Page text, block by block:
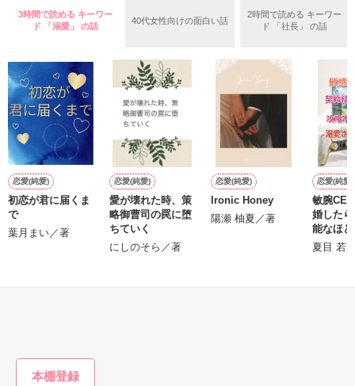
この作品は吉井さん直伝の、気持ちをもっと上手に伝える、こ
「ありがとう」「すきです」「ごめんなさい」「だいじょう
ぶ」「よくできました」など、大切な誰かに感謝や好意、励ま
しのメッセージを伝える小さなテクニックについて解説すると
ともに、その言葉を用いることで自分自身を見つめるきっかけ
も促してくれる、「気持ちの伝え方」「自分らしさの磨き方」
作品を読む
3時間で読める キーワー
ド 「溺愛」 の話
40代女性向けの面白い話
2時間で読める キーワー
ド 「社長」 の話
恋愛(純愛)
初恋が君に届くま
で
葉月まい／著
恋愛(純愛)
愛が壊れた時、策
略御曹司の罠に堕
ちていく
にしのそら／著
恋愛(純愛)
Ironic Honey
陽瀬 柚夏／著
恋愛(純愛)
敏腕
婚した
能なほ
ています
夏目 若